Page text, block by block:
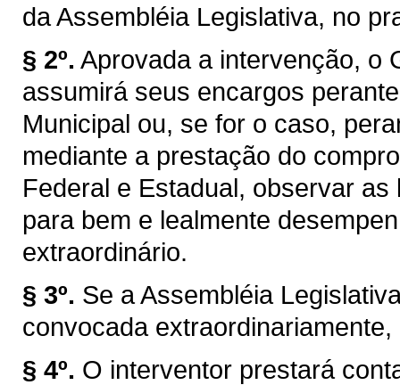
da Assembléia Legislativa, no
§ 2º. Aprovada a intervenção, o
assumirá seus encargos
Municipal ou, se for o caso,
mediante a prestação do
Federal e Estadual, observar
para bem e lealmente
extraordinário.
§ 3º. Se a Assembléia
convocada
§ 4º. O interventor prestará